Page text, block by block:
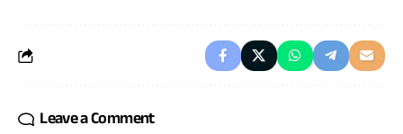
Leave a Comment